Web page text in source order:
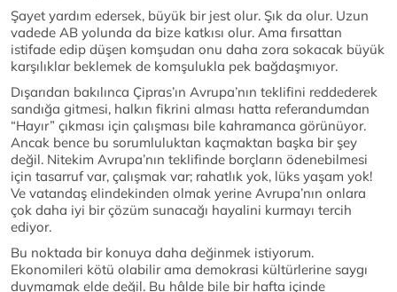
Şayet yardım edersek, büyük bir jest olur. Şık da olur. Uzun
vadede AB yolunda da bize katkısı olur. Ama fırsattan
istifade edip düşen komşudan onu daha zora sokacak büyük
karşılıklar beklemek de komşulukla pek bağdaşmıyor.
Dışarıdan bakılınca Çipras’ın Avrupa’nın teklifini reddederek
sandığa gitmesi, halkın fikrini alması hatta referandumdan
“Hayır” çıkması için çalışması bile kahramanca görünüyor.
Ancak bence bu sorumluluktan kaçmaktan başka bir şey
değil. Nitekim Avrupa’nın teklifinde borçların ödenebilmesi
için tasarruf var, çalışmak var; rahatlık yok, lüks yaşam yok!
Ve vatandaş elindekinden olmak yerine Avrupa’nın onlara
çok daha iyi bir çözüm sunacağı hayalini kurmayı tercih
ediyor.
Bu noktada bir konuya daha değinmek istiyorum.
Ekonomileri kötü olabilir ama demokrasi kültürlerine saygı
duymamak elde değil. Bu hâlde bile bir hafta içinde